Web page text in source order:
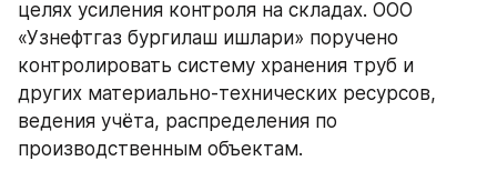
целях усиления контроля на складах. ООО
«Узнефтгаз бургилаш ишлари» поручено
контролировать систему хранения труб и
других материально-технических ресурсов,
ведения учёта, распределения по
производственным объектам.